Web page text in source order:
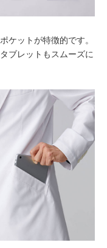
ケットが特徴的です。
ブレットもスムーズに